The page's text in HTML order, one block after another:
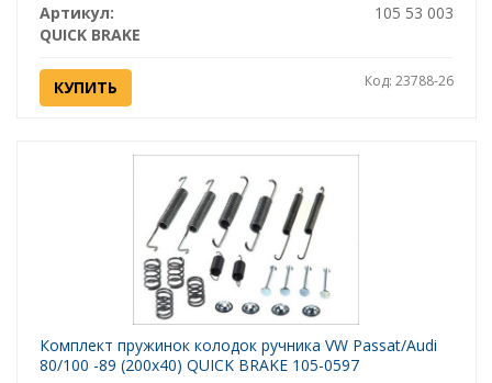
Артикул:
105 53 003
QUICK BRAKE
КУПИТЬ Код: 23788-26
Комплект пружинок колодок ручника VW Passat/Audi
80/100 -89 (200x40) QUICK BRAKE 105-0597